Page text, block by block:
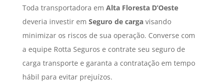
Toda transportadora em Alta Floresta D’Oeste
deveria investir em Seguro de cargavisando
minimizar os riscos de sua operação. Converse com
a equipe Rotta Seguros e contrate seu seguro de
carga transporte e garanta a contratação em tempo
hábil para evitar prejuízos.